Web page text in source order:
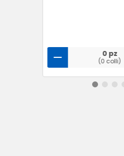
0 pz
(0 colli)